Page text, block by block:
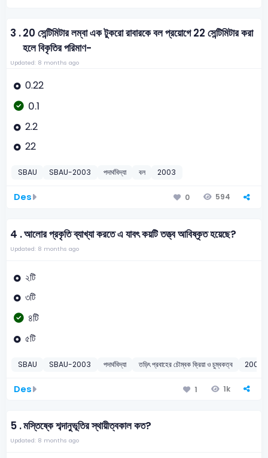
3 .20 সেন্টিমিটার লম্বা এক টুকরো রাবারকে বল প্রয়োগে 22 সেন্টিমিটার করা
হলে বিকৃতির পরিমাণ-
Updated: 8 months ago
0.22
0.1
2.2
22
SBAU SBAU-2003 পদার্থবিদ্যা বল 2003
Des 0 594
4 .আলোর প্রকৃতি ব্যাখ্যা করতে এ যাবৎ কয়টি তত্ত্ব আবিষ্কৃত হয়েছে?
Updated: 8 months ago
২টি
৩টি
৪টি
৫টি
SBAU SBAU-2003 পদার্থবিদ্যা তড়িৎ প্রবাহের চৌম্বক ক্রিয়া ও চুম্বকত্ব 2003
Des 1 1k
5 .মস্তিষ্কে শব্দানুভূতির স্থায়ীত্বকাল কত?
Updated: 8 months ago